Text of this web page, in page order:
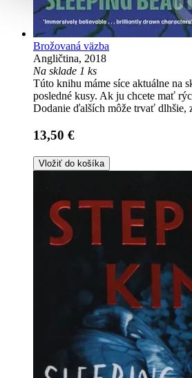
Brožovaná väzba
Angličtina, 2018
Na sklade 1 ks
Túto knihu máme síce aktuálne na
posledné kusy. Ak ju chcete mať
Dodanie ďalších môže trvať dlhšie,
13,50 €
Vložiť do košíka